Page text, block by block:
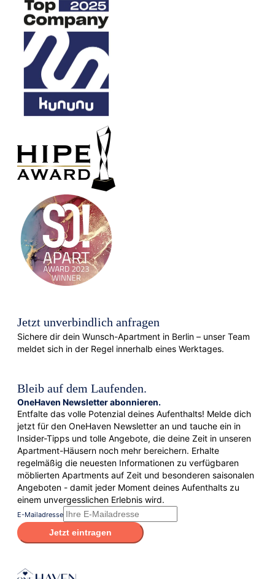
Jetzt unverbindlich anfragen
Sichere dir dein Wunsch-Apartment in Berlin – unser Team
meldet sich in der Regel innerhalb eines Werktages.
Bleib auf dem Laufenden.
OneHaven Newsletter abonnieren.
Entfalte das volle Potenzial deines Aufenthalts! Melde dich
jetzt für den OneHaven Newsletter an und tauche ein in
Insider-Tipps und tolle Angebote, die deine Zeit in unseren
Apartment-Häusern noch mehr bereichern. Erhalte
regelmäßig die neuesten Informationen zu verfügbaren
möblierten Apartments auf Zeit und besonderen saisonalen
Angeboten - damit jeder Moment deines Aufenthalts zu
einem unvergesslichen Erlebnis wird.
E-Mailadresse
Jetzt eintragen